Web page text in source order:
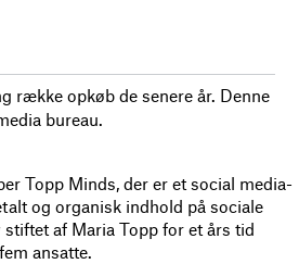
række opkøb de senere år. Denne
bureau.
Topp Minds, der er et social media-
og organisk indhold på sociale
af Maria Topp for et års tid
ansatte.